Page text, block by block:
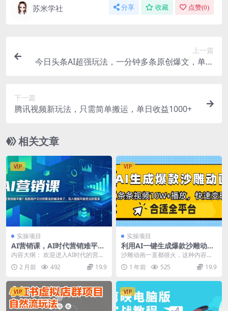
苏米学社 分享 收藏 点赞(0)
上一篇
今日头条AI超强玩法，一分钟多条原创爆文，单作
下一篇
腾讯视频新玩法，只需简单搬运，单日收益1000+
相关文章
VIP
实操项目
AI营销课，AI时代营销难平
衡？既抓用户又讨好算法的秘
诀来了，深入理解平衡受众的
需求【原创双语字幕】
内容大纲： 欢迎进入AI时代的营销
世界！ 在本课程中，Maddy Osma
n将帮...
2 月前 492 19.9
VIP
实操项目
利用AI一键生成爆款沙雕动
画，一条视频播放10W+，条
沙雕动画一直都很火，这种内容基
本算是全平台通吃，平常我们刷短
视频也会刷到一些熊猫...
1 年前 525 19.9
VIP VIP